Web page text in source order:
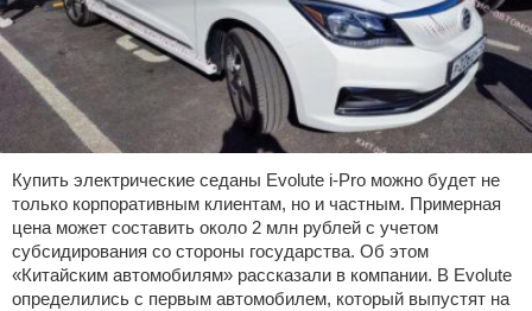
Купить электрические седаны Evolute i-Pro можно будет не
только корпоративным клиентам, но и частным. Примерная
цена может составить около 2 млн рублей с учетом
субсидирования со стороны государства. Об этом
«Китайским автомобилям» рассказали в компании. В Evolute
определились с первым автомобилем, который выпустят на